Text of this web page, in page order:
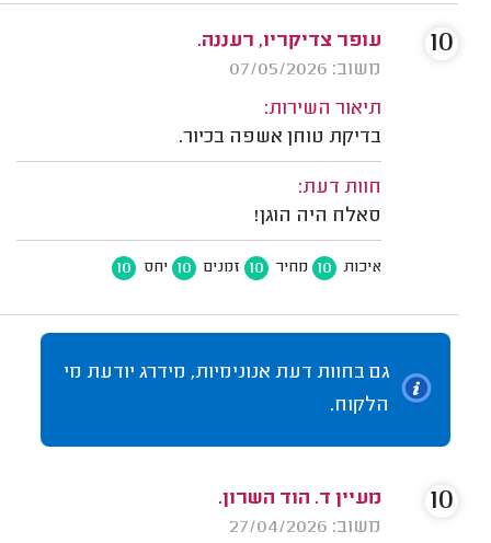
עופר צדיקריו, רעננה.
משוב: 07/05/2026
תיאור השירות:
בדיקת טוחן אשפה בכיור.
חוות דעת:
סאלח היה הוגן!
איכות 10 מחיר 10 זמנים 10 יחס 10
10
גם בחוות דעת אנונימיות, מידרג יודעת מי
הלקוח.
מעיין ד. הוד השרון.
משוב: 27/04/2026
10